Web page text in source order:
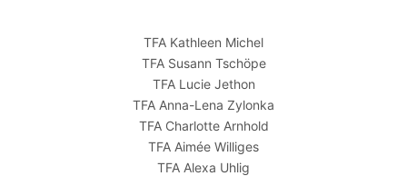
TFA Kathleen Michel
TFA Susann Tschöpe
TFA Lucie Jethon
TFA Anna-Lena Zylonka
TFA Charlotte Arnhold
TFA Aimée Williges
TFA Alexa Uhlig